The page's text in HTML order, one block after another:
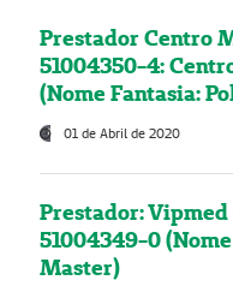
Prestador Centro
51004350-4:
(Nome Fantasia:
01 de Abril de 2020
Prestador:
51004349-0
Master)